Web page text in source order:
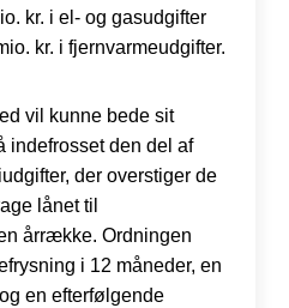
kr. i el- og gasudgifter
kr. i fjernvarmeudgifter.
vil kunne bede sit
indefrosset den del af
der overstiger de
lånet til
årrække. Ordningen
i 12 måneder, en
en efterfølgende